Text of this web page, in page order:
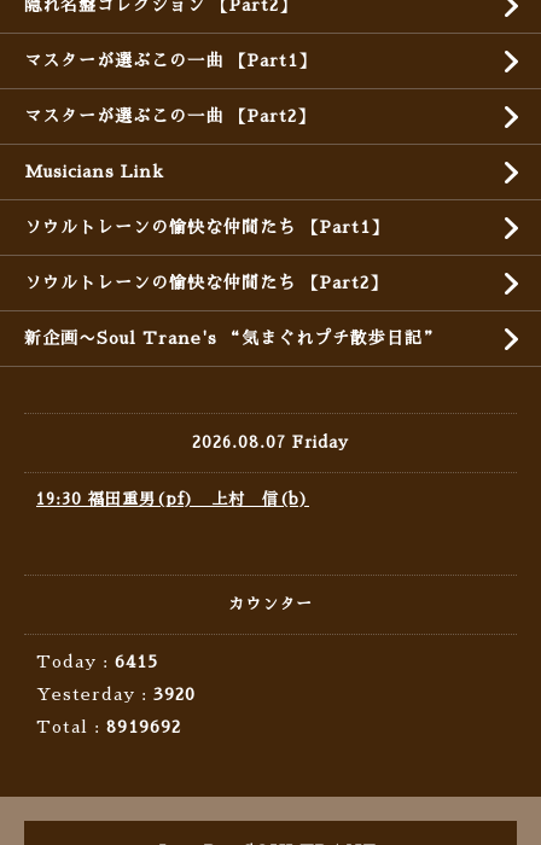
隠れ名盤コレクション 【Part2】
マスターが選ぶこの一曲 【Part1】
マスターが選ぶこの一曲 【Part2】
Musicians Link
ソウルトレーンの愉快な仲間たち 【Part1】
ソウルトレーンの愉快な仲間たち 【Part2】
新企画〜Soul Trane's “気まぐれプチ散歩日記”
2026.08.07 Friday
19:30 福田重男(pf) 上村 信(b)
カウンター
Today : 6415
Yesterday : 3920
Total : 8919692